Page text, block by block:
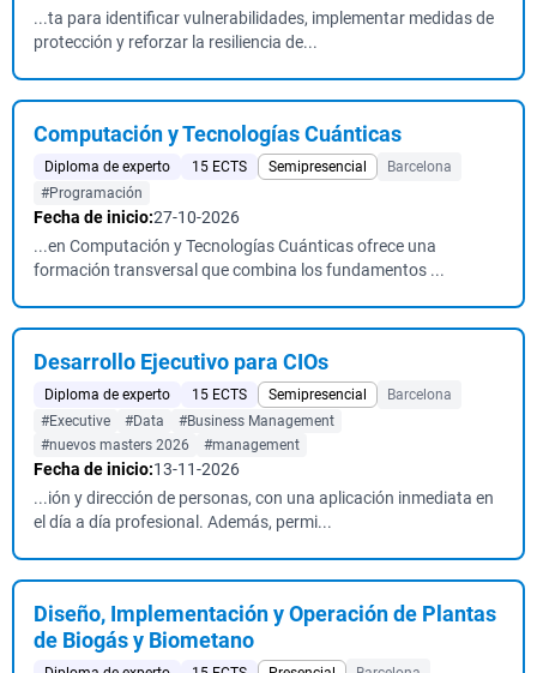
...ta para identificar vulnerabilidades, implementar medidas de
protección y reforzar la resiliencia de...
Computación y Tecnologías Cuánticas
Diploma de experto 15 ECTS Semipresencial
Barcelona
#Programación
Fecha de inicio:27-10-2026
...en Computación y Tecnologías Cuánticas ofrece una
formación transversal que combina los fundamentos ...
Desarrollo Ejecutivo para CIOs
Diploma de experto 15 ECTS Semipresencial
Barcelona
#Executive
#Data
#Business Management
#nuevos masters 2026
#management
Fecha de inicio:13-11-2026
...ión y dirección de personas, con una aplicación inmediata en
el día a día profesional. Además, permi...
Diseño, Implementación y Operación de Plantas
de Biogás y Biometano